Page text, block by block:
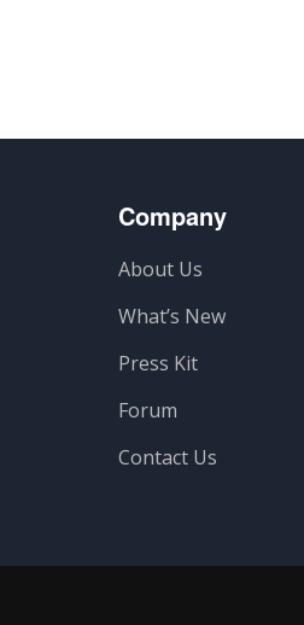
Company
About Us
What’s New
Press Kit
Forum
Contact Us